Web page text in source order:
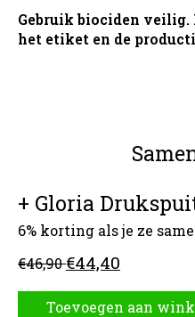
Gebruik biociden veilig.
het etiket en de
+ Gloria
6% korting als je ze
€46,90€44,40
Toevoegen aan